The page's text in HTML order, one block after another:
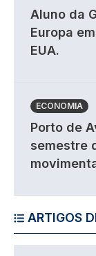
Aluno da
Europa
EUA.
ECONOMIA
Porto de
semestre
ARTIGOS